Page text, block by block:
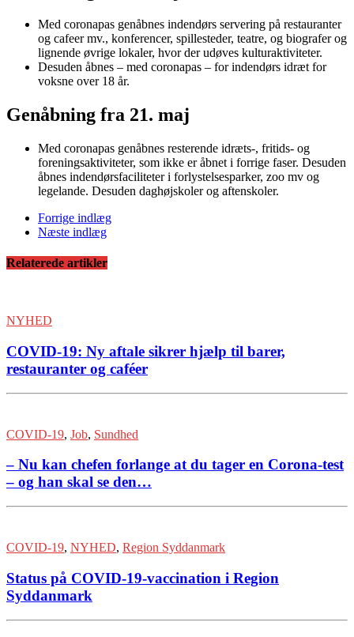
Med coronapas genåbnes indendørs servering på restauranter
og cafeer mv., konferencer, spillesteder, teatre, og biografer og
lignende øvrige lokaler, hvor der udøves kulturaktiviteter.
Desuden åbnes – med coronapas – for indendørs idræt for
voksne over 18 år.
Genåbning fra 21. maj
Med coronapas genåbnes resterende idræts-, fritids- og
foreningsaktiviteter, som ikke er åbnet i forrige faser. Desuden
åbnes indendørsfaciliteter i forlystelsesparker, zoo mv og
legelande. Desuden daghøjskoler og aftenskoler.
Forrige indlæg
Næste indlæg
Relaterede artikler
NYHED
COVID-19: Ny aftale sikrer hjælp til barer,
restauranter og caféer
COVID-19, Job, Sundhed
– Nu kan chefen forlange at du tager en Corona-test
– og han skal se den…
COVID-19, NYHED, Region Syddanmark
Status på COVID-19-vaccination i Region
Syddanmark